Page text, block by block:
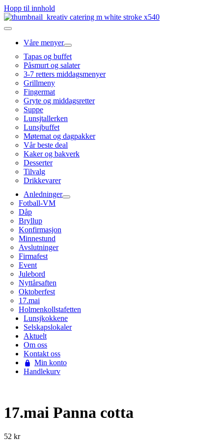
Hopp til innhold
Våre menyer
Tapas og buffet
Påsmurt og salater
3-7 retters middagsmenyer
Grillmeny
Fingermat
Gryte og middagsretter
Suppe
Lunsjtallerken
Lunsjbuffet
Møtemat og dagpakker
Vår beste deal
Kaker og bakverk
Desserter
Tilvalg
Drikkevarer
Anledninger
Fotball-VM
Dåp
Bryllup
Konfirmasjon
Minnestund
Avslutninger
Firmafest
Event
Julebord
Nyttårsaften
Oktoberfest
17.mai
Holmenkollstafetten
Lunsjkokkene
Selskapslokaler
Aktuelt
Om oss
Kontakt oss
Min konto
Handlekurv
17.mai Panna cotta
52 kr